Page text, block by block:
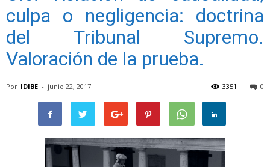
culpa o negligencia: doctrina
del Tribunal Supremo.
Valoración de la prueba.
Por IDIBE - junio 22, 2017 0
3351